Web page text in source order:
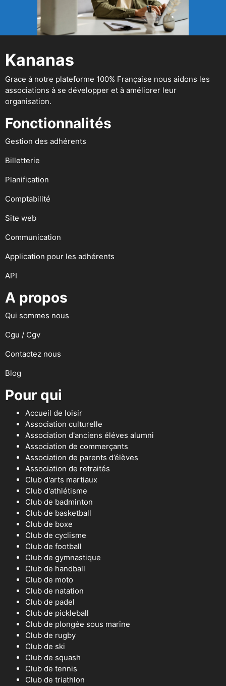
Kananas
Grace à notre plateforme 100% Française nous aidons les
associations à se développer et à améliorer leur
organisation.
Fonctionnalités
Gestion des adhérents
Billetterie
Planification
Comptabilité
Site web
Communication
Application pour les adhérents
API
A propos
Qui sommes nous
Cgu / Cgv
Contactez nous
Blog
Pour qui
Accueil de loisir
Association culturelle
Association d'anciens éléves alumni
Association de commerçants
Association de parents d’élèves
Association de retraités
Club d'arts martiaux
Club d'athlétisme
Club de badminton
Club de basketball
Club de boxe
Club de cyclisme
Club de football
Club de gymnastique
Club de handball
Club de moto
Club de natation
Club de padel
Club de pickleball
Club de plongée sous marine
Club de rugby
Club de ski
Club de squash
Club de tennis
Club de triathlon